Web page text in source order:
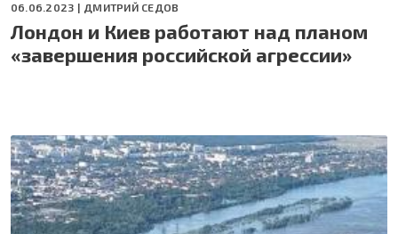
06.06.2023 | ДМИТРИЙ СЕДОВ
Лондон и Киев работают над планом
«завершения российской агрессии»